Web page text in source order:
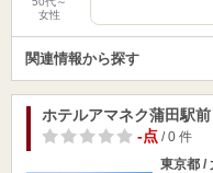
女性
関連情報から探す
ホテルアマネク蒲田駅
-点/ 0 件
東京都 /